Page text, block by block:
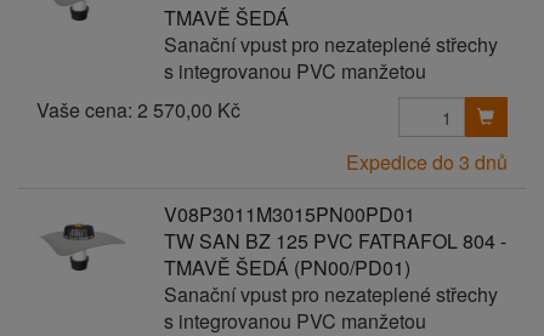
TMAVĚ ŠEDÁ
Sanační vpust pro nezateplené střechy
s integrovanou PVC manžetou
Vaše cena: 2 570,00 Kč
Expedice do 3 dnů
V08P3011M3015PN00PD01
TW SAN BZ 125 PVC FATRAFOL 804 -
TMAVĚ ŠEDÁ (PN00/PD01)
Sanační vpust pro nezateplené střechy
s integrovanou PVC manžetou